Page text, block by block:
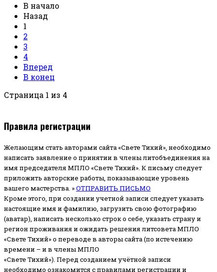
В начало
Назад
1
2
3
4
Вперед
В конец
Страница 1 из 4
Правила регистрации
Желающим стать авторами сайта «Свете Тихий», необходимо
написать заявление о принятии в члены литобъединения на
имя председателя МПЛО «Свете Тихий». К письму следует
приложить авторские работы, показывающие уровень
вашего мастерства. »ОТПРАВИТЬ ПИСЬМО
Кроме этого, при создании учетной записи следует указать
настоящие имя и фамилию, загрузить свою фотографию
(аватар), написать несколько строк о себе, указать страну и
регион проживания и ожидать решения литсовета МПЛО
«Свете Тихий» о переводе в авторы сайта (по истечению
времени – и в члены МПЛО
«Свете Тихий»). Перед созданием учётной записи
необходимо ознакомится с правилами регистрации и